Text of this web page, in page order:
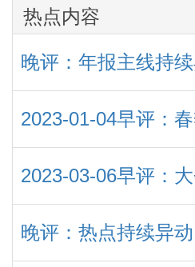
热点内容
晚评：年报主线持
2023-01-04早评：
2023-03-06早评：
晚评：热点持续异